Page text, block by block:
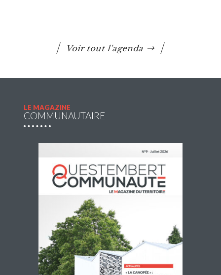
Navette estivale : une escapade à Damgan ou
à Rochefort-en-Terre pour 2€ l’A/R
Questembert Communauté propose une navette du jeudi
2 juillet au jeudi 27 août 2026 afin de compléter l’offre de
transport en commun pour profiter de sorties et loisirs
pendant la […]
Lire la suite
Voir tout l'agenda
LE MAGAZINE
COMMUNAUTAIRE